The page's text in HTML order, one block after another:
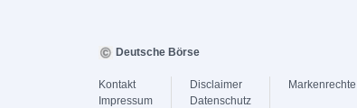
Deutsche Börse
Kontakt
Impressum
Disclaimer
Datenschutz
Markenrechte